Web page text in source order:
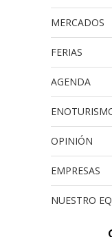
MERCADOS
FERIAS
AGENDA
OPINIÓN
EMPRESAS
NUESTRO